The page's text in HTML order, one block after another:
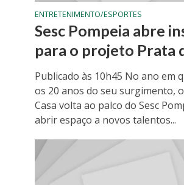
ENTRETENIMENTO/ESPORTES
Sesc Pompeia abre
para o projeto Prata
Publicado às 10h45 No ano em
os 20 anos do seu surgimento,
Casa volta ao palco do Sesc
abrir espaço a novos talentos...